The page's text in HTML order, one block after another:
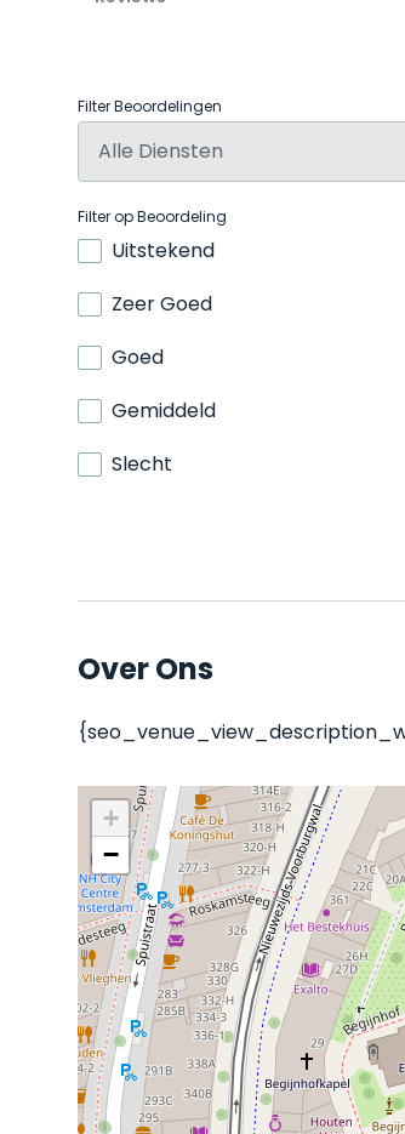
Filter Beoordelingen
Filter op Beoordeling
Uitstekend
Zeer Goed
Goed
Gemiddeld
Slecht
Over Ons
+
−